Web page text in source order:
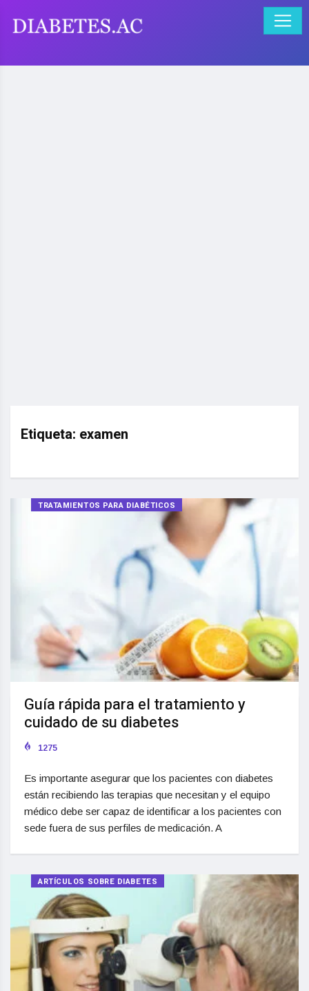
Etiqueta: examen
TRATAMIENTOS PARA DIABÉTICOS
Guía rápida para el tratamiento y
cuidado de su diabetes
1275
Es importante asegurar que los pacientes con diabetes
están recibiendo las terapias que necesitan y el equipo
médico debe ser capaz de identificar a los pacientes con
sede fuera de sus perfiles de medicación. A
ARTÍCULOS SOBRE DIABETES